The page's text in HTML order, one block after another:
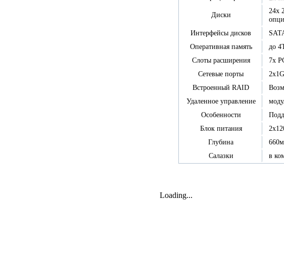
Диски
24x
Интерфейсы дисков
Оперативная память
до
Слоты расширения
7x
Сетевые порты
Встроенный RAID
Удаленное управление
Особенности
Блок питания
Глубина
Салазки
в
Loading...